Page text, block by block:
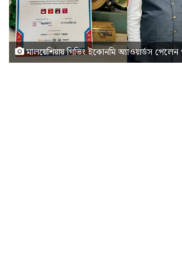
মালয়েশিয়ায় গিভিং ইকোনমি অ্যাওয়ার্ডস